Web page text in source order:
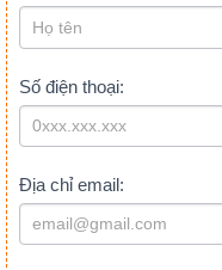
GIÁ
(CUỐI
BÀI
VIẾT)
Số điện thoại:
Địa chỉ email:
you
are
leave
this
field
blank.